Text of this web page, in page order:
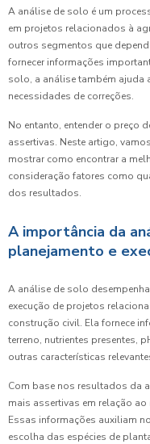
A análise de solo é um
em projetos relacionados à
outros segmentos que
fornecer informações
solo, a análise também ajuda
necessidades de correções.
No entanto, entender o preço
assertivas. Neste artigo,
mostrar como encontrar a
consideração fatores como
dos resultados.
A importância da
planejamento e
A análise de solo
execução de projetos
construção civil. Ela fornece
terreno, nutrientes presentes,
outras características
Com base nos resultados da
mais assertivas em relação
Essas informações auxiliam
escolha das espécies de